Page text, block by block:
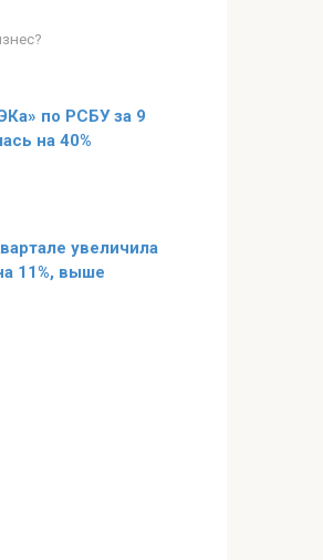
по РСБУ за 9
на 40%
увеличила
11%, выше